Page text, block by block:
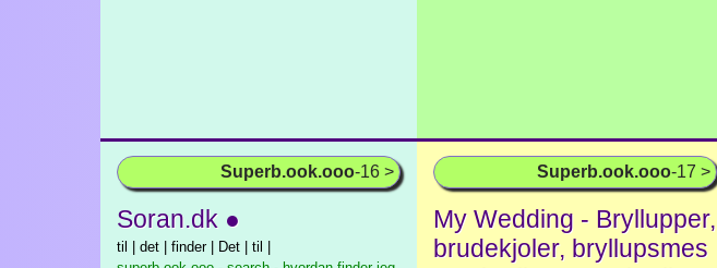
Superb.ook.ooo-16 >
Soran.dk ●
til | det | finder | Det | til |
Superb.ook.ooo-17 >
My Wedding - Bryllupper,
brudekjoler, bryllupsmes